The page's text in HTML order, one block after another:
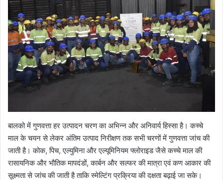
बालको में गुणवत्ता हर उत्पादन चरण का अभिन्न और अनिवार्य हिस्सा है। कच्चे
माल के चयन से लेकर अंतिम उत्पाद निरीक्षण तक सभी चरणों में गुणवत्ता जांच की
जाती है। कोक, पिच, एल्युमिना और एल्यूमिनियम फ्लोराइड जैसे कच्चे माल की
रासायनिक और भौतिक मापदंडों, कार्बन और सल्फर की मात्रा एवं कण आकार की
सूक्ष्मता से जांच की जाती है ताकि स्मेल्टिंग प्रक्रिया की दक्षता बढ़ाई जा सके।